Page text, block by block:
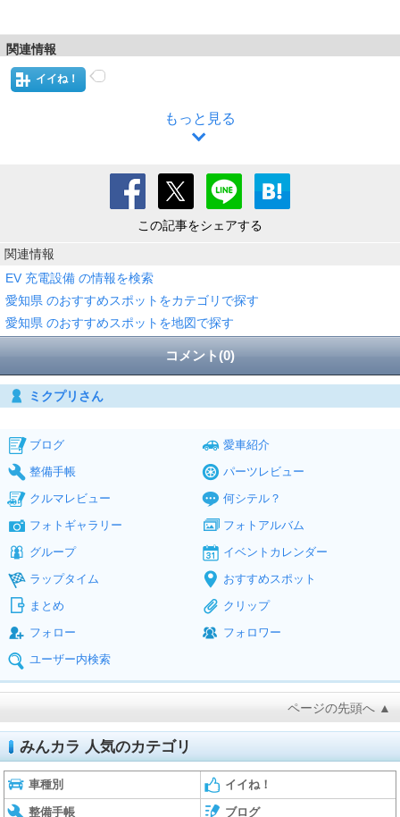
関連情報
イイね！
もっと見る
この記事をシェアする
関連情報
EV 充電設備 の情報を検索
愛知県 のおすすめスポットをカテゴリで探す
愛知県 のおすすめスポットを地図で探す
コメント(0)
ミクプリさん
ブログ
愛車紹介
整備手帳
パーツレビュー
クルマレビュー
何シテル？
フォトギャラリー
フォトアルバム
グループ
イベントカレンダー
ラップタイム
おすすめスポット
まとめ
クリップ
フォロー
フォロワー
ユーザー内検索
ページの先頭へ ▲
みんカラ 人気のカテゴリ
車種別 イイね！
整備手帳 ブログ